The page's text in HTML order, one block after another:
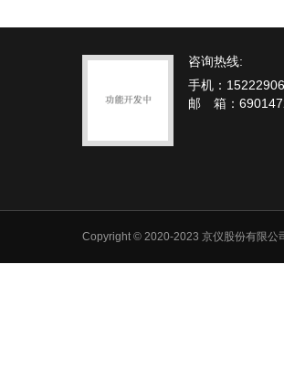
咨询热线:
手机：
邮 箱：
Copyright © 2020-2023 京仪股份有限